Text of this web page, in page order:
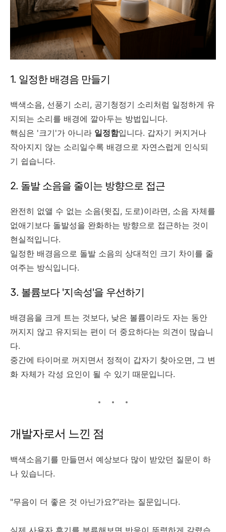
1. 일정한 배경음 만들기
백색소음, 선풍기 소리, 공기청정기 소리처럼 일정하게 유
지되는 소리를 배경에 깔아두는 방법입니다.
핵심은 '크기'가 아니라 일정함입니다. 갑자기 커지거나
작아지지 않는 소리일수록 배경으로 자연스럽게 인식되
기 쉽습니다.
2. 돌발 소음을 줄이는 방향으로 접근
완전히 없앨 수 없는 소음(윗집, 도로)이라면, 소음 자체를
없애기보다 돌발성을 완화하는 방향으로 접근하는 것이
현실적입니다.
일정한 배경음으로 돌발 소음의 상대적인 크기 차이를 줄
여주는 방식입니다.
3. 볼륨보다 '지속성'을 우선하기
배경음을 크게 트는 것보다, 낮은 볼륨이라도 자는 동안
꺼지지 않고 유지되는 편이 더 중요하다는 의견이 많습니
다.
중간에 타이머로 꺼지면서 정적이 갑자기 찾아오면, 그 변
화 자체가 각성 요인이 될 수 있기 때문입니다.
개발자로서 느낀 점
백색소음기를 만들면서 예상보다 많이 받았던 질문이 하
나 있습니다.
"무음이 더 좋은 것 아닌가요?"라는 질문입니다.